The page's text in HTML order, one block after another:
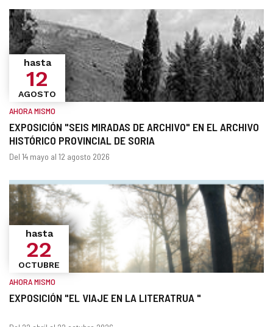
EXPOSICIÓN "SEIS MIRADAS DE ARCHIVO" EN EL ARCHIVO
HISTÓRICO PROVINCIAL DE SORIA
hasta
12
AGOSTO
¿Cuándo?
AHORA MISMO
Fechas
Del 14 mayo al 12 agosto 2026
EXPOSICIÓN "EL VIAJE EN LA LITERATRUA "
hasta
22
OCTUBRE
AHORA MISMO